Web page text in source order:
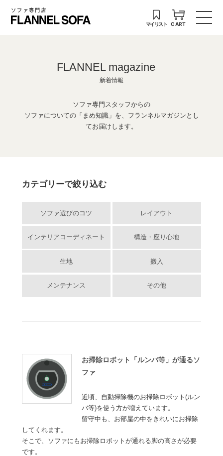
ソファ専門店
マイリスト CART
FLANNEL magazine
新着情報
ソファ専門スタッフからの
ソファについての「まめ知識」を、フランネルマガジンとし
てお届けします。
カテゴリーで絞り込む
ソファ選びのコツ レイアウト
インテリアコーディネート 構造・座り心地
生地 搬入
メンテナンス その他
お掃除ロボット「ルンバ等」が通るソ
ファ
近頃、自動掃除機のお掃除ロボット(ルン
バ等)を使う方が増えています。
留守中も、お部屋の中をきれいにお掃除
してくれます。
そこで、ソファにもお掃除ロボットが通れる脚の高さが必要
です。